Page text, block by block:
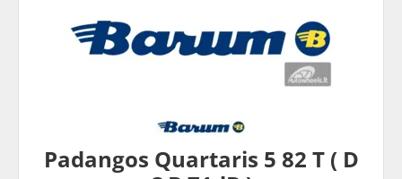
Padangos Quartaris 5 82 T ( D